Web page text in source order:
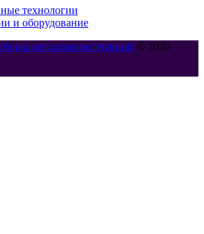
технологии
и оборудование
металлоконструкций © 2026